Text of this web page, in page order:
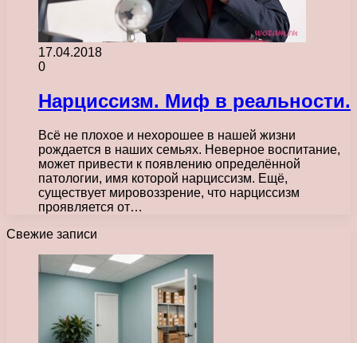
17.04.2018
0
Нарциссизм. Миф в реальности.
Всё не плохое и нехорошее в нашей жизни
рождается в наших семьях. Неверное воспитание,
может привести к появлению определённой
патологии, имя которой нарциссизм. Ещё,
существует мировоззрение, что нарциссизм
проявляется от…
Свежие записи